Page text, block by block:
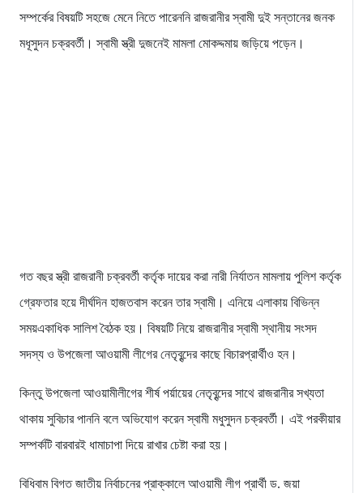
সম্পর্কের বিষয়টি সহজে মেনে নিতে পারেননি রাজরানীর স্বামী দুই সন্তানের জনক
মধূসুদন চক্রবর্তী। স্বামী স্ত্রী দুজনেই মামলা মোকদ্দমায় জড়িয়ে পড়েন।
গত বছর স্ত্রী রাজরানী চক্রবর্তী কর্তৃক দায়ের করা নারী নির্যাতন মামলায় পুলিশ কর্তৃক
গ্রেফতার হয়ে দীর্ঘদিন হাজতবাস করেন তার স্বামী। এনিয়ে এলাকায় বিভিন্ন
সময়একাধিক সালিশ বৈঠক হয়। বিষয়টি নিয়ে রাজরানীর স্বামী স্থানীয় সংসদ
সদস্য ও উপজেলা আওয়ামী লীগের নেতৃবৃন্দের কাছে বিচারপ্রার্থীও হন।
কিন্তু উপজেলা আওয়ামীলীগের শীর্ষ পর্য়ায়ের নেতৃবৃন্দের সাথে রাজরানীর সখ্যতা
থাকায় সুবিচার পাননি বলে অভিযোগ করেন স্বামী মধুসুদন চক্রবর্তী। এই পরকীয়ার
সম্পর্কটি বারবারই ধামাচাপা দিয়ে রাখার চেষ্টা করা হয়।
বিধিবাম বিগত জাতীয় নির্বাচনের প্রাক্কালে আওয়ামী লীগ প্রার্থী ড. জয়া